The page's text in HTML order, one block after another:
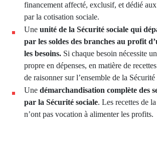
financement affecté, exclusif, et dédié
par la cotisation sociale.
Une unité de la Sécurité sociale qui
par les soldes des branches au profit
les besoins. Si chaque besoin nécessite
propre en dépenses, en matière de
de raisonner sur l’ensemble de la Sécurité
Une démarchandisation complète des
par la Sécurité sociale. Les recettes de
n’ont pas vocation à alimenter les profits.